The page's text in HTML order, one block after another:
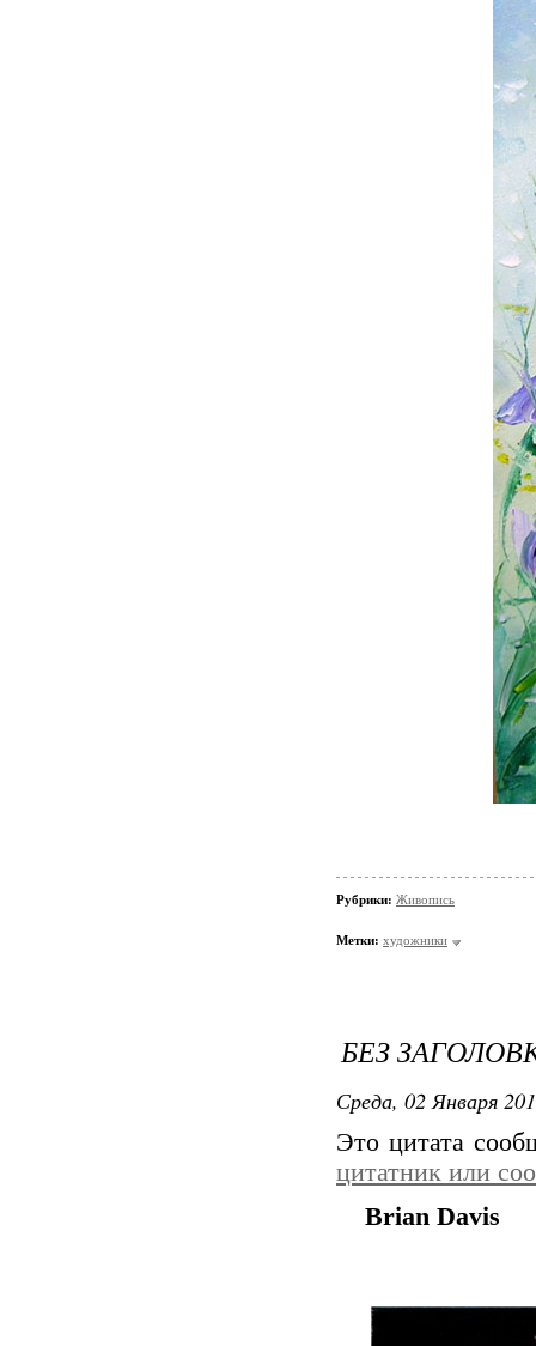
Рубрики: Живопись
Метки: художники
БЕЗ
Среда, 02 Января
Это цитата
цитатник или
Brian Davis